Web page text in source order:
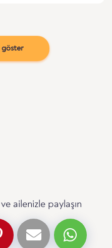
göster
ailenizle paylaşın